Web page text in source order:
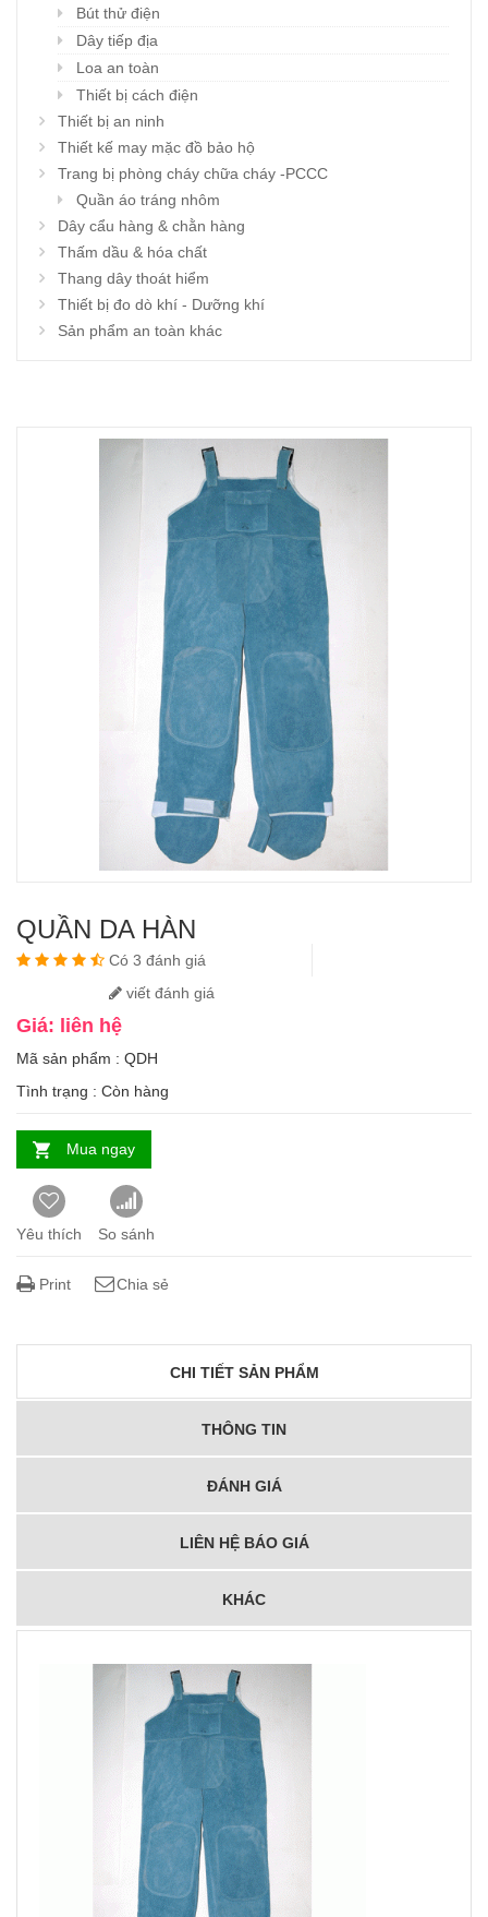
Bút thử điện
Dây tiếp địa
Loa an toàn
Thiết bị cách điện
Thiết bị an ninh
Thiết kế may mặc đồ bảo hộ
Trang bị phòng cháy chữa cháy -PCCC
Quần áo tráng nhôm
Dây cẩu hàng & chằn hàng
Thấm dầu & hóa chất
Thang dây thoát hiểm
Thiết bị đo dò khí - Dưỡng khí
Sản phẩm an toàn khác
QUẦN DA HÀN
Có 3 đánh giá
viết đánh giá
Giá: liên hệ
Mã sản phẩm : QDH
Tình trạng : Còn hàng
Mua ngay
Yêu thích So sánh
Print Chia sẻ
CHI TIẾT SẢN PHẨM
THÔNG TIN
ĐÁNH GIÁ
LIÊN HỆ BÁO GIÁ
KHÁC